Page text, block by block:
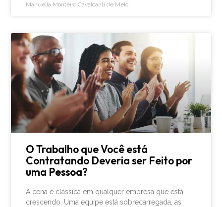
Manuella Monteiro Cavalcanti de Melo
O Trabalho que Você está
Contratando Deveria ser Feito por
uma Pessoa?
A cena é clássica em qualquer empresa que está
crescendo. Uma equipe está sobrecarregada, as